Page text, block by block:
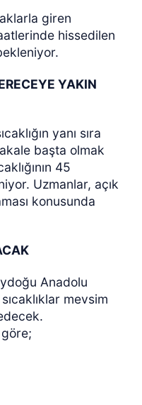
giren
hissedilen
YAKIN
yanı sıra
başta olmak
45
Uzmanlar, açık
konusunda
Anadolu
mevsim